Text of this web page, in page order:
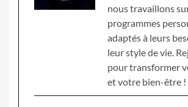
nous travaillons
programmes
adaptés à leurs
leur style de vie.
pour transformer
et votre bien-être !